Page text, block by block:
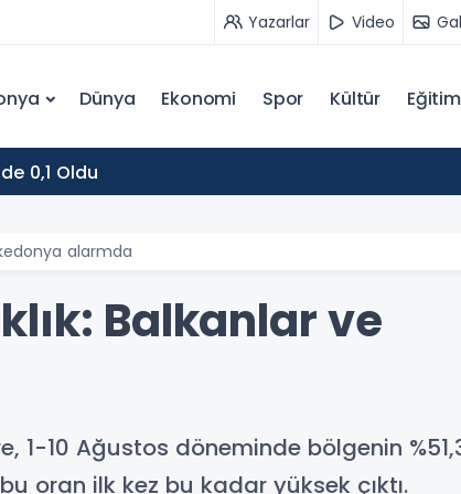
Yazarlar Video
Dünya Ekonomi Spor Kültür Eğitim
0,1 Oldu
alarmda
Balkanlar ve
1-10 Ağustos döneminde bölgenin
oran ilk kez bu kadar yüksek çıktı.